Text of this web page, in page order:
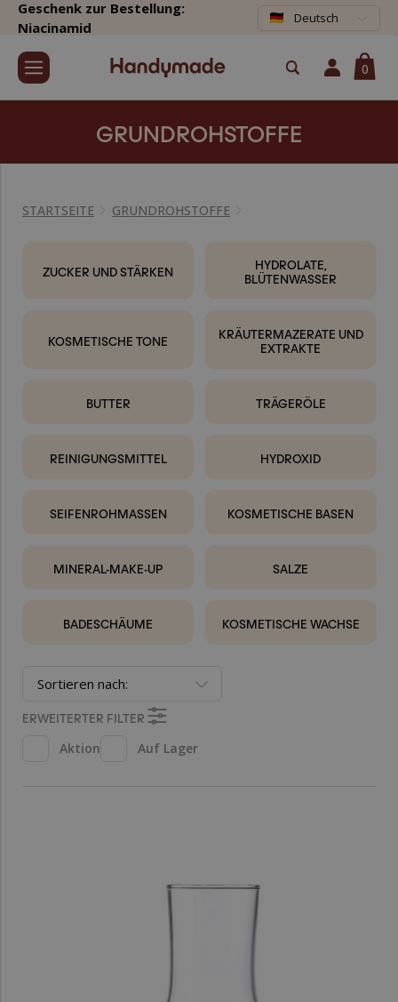
Geschenk zur Bestellung:
Niacinamid
Deutsch
0
GRUNDROHSTOFFE
STARTSEITE GRUNDROHSTOFFE
ZUCKER UND STÄRKEN
HYDROLATE,
BLÜTENWASSER
KOSMETISCHE TONE
KRÄUTERMAZERATE UND
EXTRAKTE
BUTTER TRÄGERÖLE
REINIGUNGSMITTEL HYDROXID
SEIFENROHMASSEN KOSMETISCHE BASEN
MINERAL-MAKE-UP SALZE
BADESCHÄUME KOSMETISCHE WACHSE
Sortieren nach:
ERWEITERTER FILTER
Aktion
Auf Lager